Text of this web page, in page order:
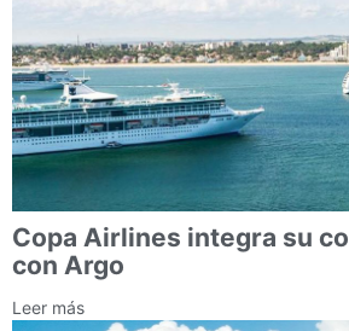
Copa Airlines integra su
con Argo
Leer más